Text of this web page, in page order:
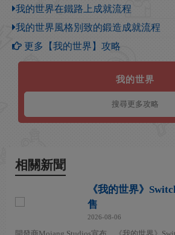
我的世界在鐵路上成就流程
我的世界風格別致的鍛造成就流程
更多【我的世界】攻略
我的世界
相關新聞
《我的世界》
售
2026-08-06